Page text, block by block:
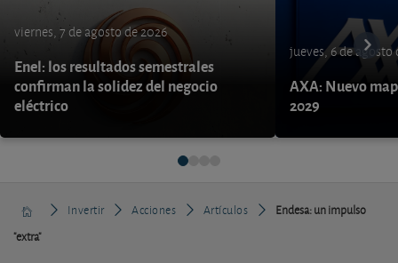
viernes, 7 de agosto de 2026
Enel: los resultados semestrales
confirman la solidez del negocio
eléctrico
jueves, 6 de agosto
AXA: Nuevo
2029
Invertir Acciones Artículos
Endesa: un impulso
"extra"